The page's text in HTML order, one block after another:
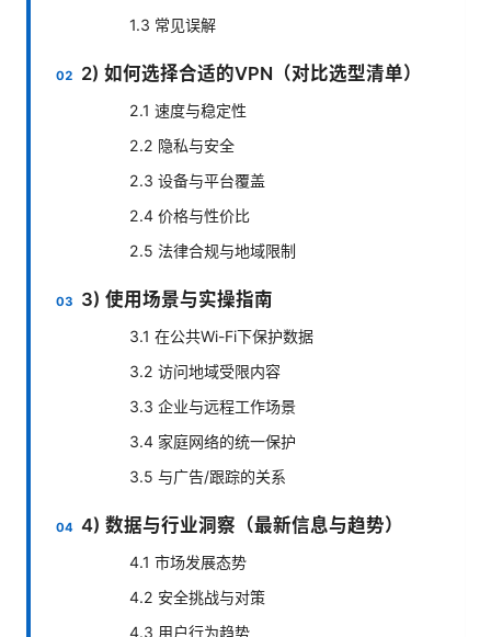
1.3 常见误解
2) 如何选择合适的VPN（对比选型清单）
2.1 速度与稳定性
2.2 隐私与安全
2.3 设备与平台覆盖
2.4 价格与性价比
2.5 法律合规与地域限制
3) 使用场景与实操指南
3.1 在公共Wi-Fi下保护数据
3.2 访问地域受限内容
3.3 企业与远程工作场景
3.4 家庭网络的统一保护
3.5 与广告/跟踪的关系
4) 数据与行业洞察（最新信息与趋势）
4.1 市场发展态势
4.2 安全挑战与对策
4.3 用户行为趋势